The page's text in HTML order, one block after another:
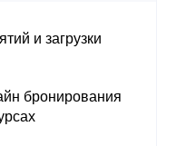
и загрузки
бронирования